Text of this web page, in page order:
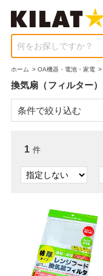
何をお探しですか？
ホーム > OA機器・電池・家電 >
換気扇（フィルター）
条件で絞り込む
1 件